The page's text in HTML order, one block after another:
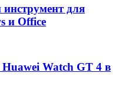
для
и Office
Watch GT 4 в